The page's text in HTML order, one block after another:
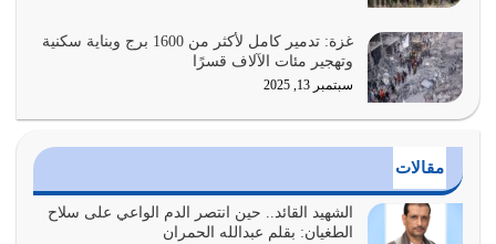
فيه كثيرة وسينصرك الله عليه إذا…
يوليو 26, 2026
أراد الله لهذه الأمة ان تكون خير امة أخرجت للناس بالنهوض
الدين الذي شرعه الله لا يجوز أن يخضع لآرائنا وأهوائنا
واجتهاداتنا لأننا سنختلف ونتفرق
يوليو 24, 2026
غزة: تدمير كامل لأكثر من 1600 برج وبناية سكنية
وتهجير مئات الآلاف قسرًا
سبتمبر 13, 2025
مقالات
الشهيد القائد.. حين انتصر الدم الواعي على سلاح
الطغيان: بقلم عبدالله الحمران